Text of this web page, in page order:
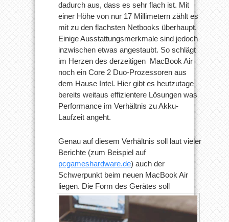
dadurch aus, dass es sehr flach ist. Mit
einer Höhe von nur 17 Millimetern zählt es
mit zu den flachsten Netbooks überhaupt.
Einige Ausstattungsmerkmale sind jedoch
inzwischen etwas angestaubt. So schlägt
im Herzen des derzeitigen MacBook Air
noch ein Core 2 Duo-Prozessoren aus
dem Hause Intel. Hier gibt es heutzutage
bereits weitaus effizientere Lösungen was
Performance im Verhältnis zu Akku-
Laufzeit angeht.
Genau auf diesem Verhältnis soll laut vieler
Berichte (zum Beispiel auf
pcgameshardware.de) auch der
Schwerpunkt beim neuen MacBook Air
liegen. Die Form des Gerätes soll